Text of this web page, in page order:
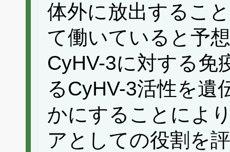
体外に放出するこ
て働いていると予
CyHV-3に対する免
るCyHV-3活性を遺
かにすることによ
アとしての役割を